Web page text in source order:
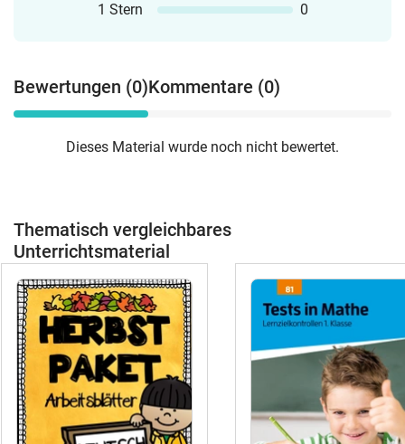
1 Stern
0
Bewertungen (0)Kommentare (0)
Dieses Material wurde noch nicht bewertet.
Thematisch vergleichbares
Unterrichtsmaterial